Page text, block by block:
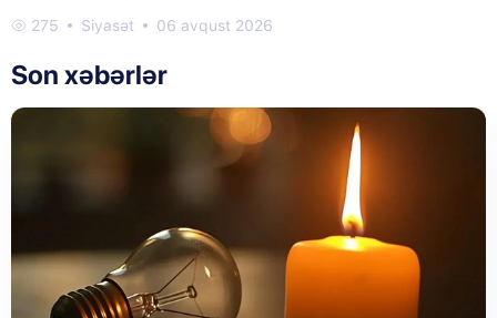
275 Siyasət 06 avqust 2026
Son xəbərlər